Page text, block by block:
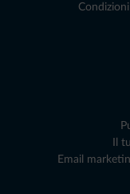
Il
Email